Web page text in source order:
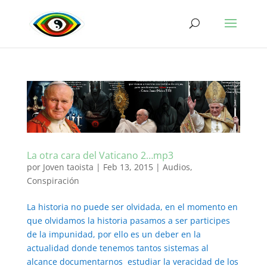
La otra cara del Vaticano 2…mp3
por Joven taoista | Feb 13, 2015| Audios,
Conspiración
La historia no puede ser olvidada, en el momento en
que olvidamos la historia pasamos a ser participes
de la impunidad, por ello es un deber en la
actualidad donde tenemos tantos sistemas al
alcance documentarnos estudiar la veracidad de los